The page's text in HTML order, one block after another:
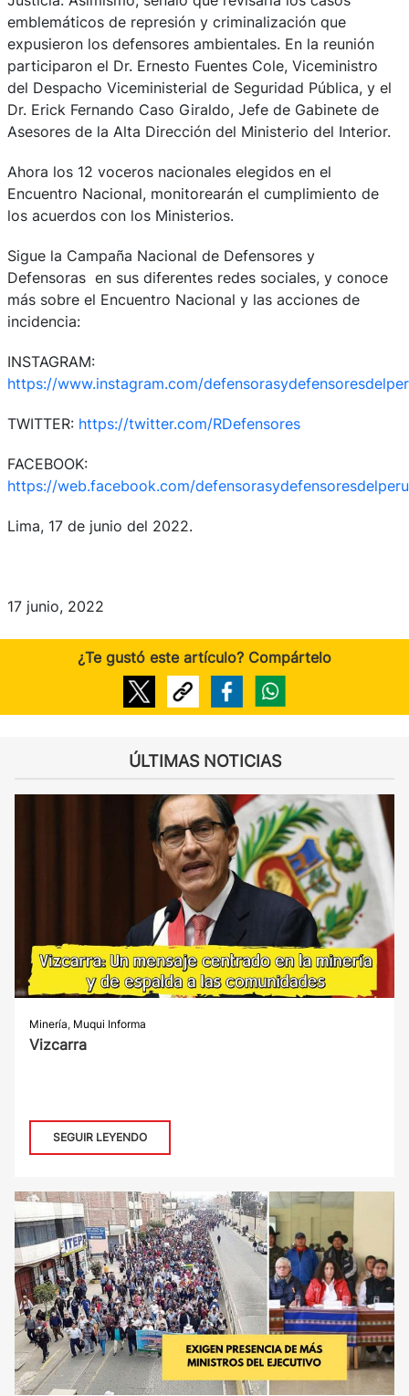
emblemáticos de represión y criminalización que
expusieron los defensores ambientales. En la reunión
participaron el Dr. Ernesto Fuentes Cole, Viceministro
del Despacho Viceministerial de Seguridad Pública, y el
Dr. Erick Fernando Caso Giraldo, Jefe de Gabinete de
Asesores de la Alta Dirección del Ministerio del Interior.
Ahora los 12 voceros nacionales elegidos en el
Encuentro Nacional, monitorearán el cumplimiento de
los acuerdos con los Ministerios.
Sigue la Campaña Nacional de Defensores y
Defensoras en sus diferentes redes sociales, y conoce
más sobre el Encuentro Nacional y las acciones de
incidencia:
INSTAGRAM:
https://www.instagram.com/
TWITTER: https://twitter.com/RDefensores
FACEBOOK:
https://web.facebook.com/defensorasydefensoresdelperu
Lima, 17 de junio del 2022.
17 junio, 2022
¿Te gustó este artículo? Compártelo
ÚLTIMAS NOTICIAS
Minería, Muqui Informa
Vizcarra
SEGUIR LEYENDO